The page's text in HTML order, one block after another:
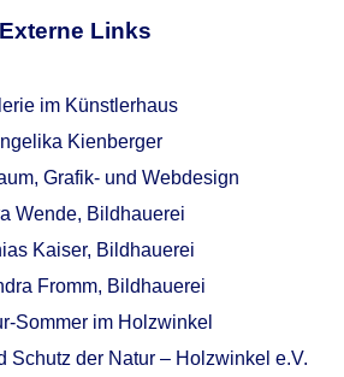
Externe Links
im Künstlerhaus
Kienberger
Grafik- und Webdesign
Wende, Bildhauerei
Kaiser, Bildhauerei
Fromm, Bildhauerei
Sommer im Holzwinkel
Schutz der Natur – Holzwinkel e.V.